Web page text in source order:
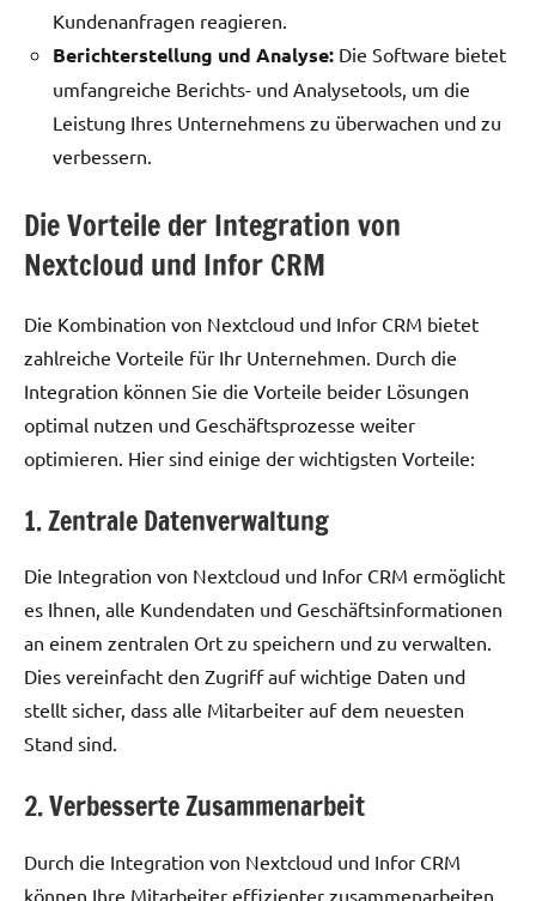
Kundenanfragen reagieren.
Berichterstellung und Analyse: Die Software bietet
umfangreiche Berichts- und Analysetools, um die
Leistung Ihres Unternehmens zu überwachen und zu
verbessern.
Die Vorteile der Integration von
Nextcloud und Infor CRM
Die Kombination von Nextcloud und Infor CRM bietet
zahlreiche Vorteile für Ihr Unternehmen. Durch die
Integration können Sie die Vorteile beider Lösungen
optimal nutzen und Geschäftsprozesse weiter
optimieren. Hier sind einige der wichtigsten Vorteile:
1. Zentrale Datenverwaltung
Die Integration von Nextcloud und Infor CRM ermöglicht
es Ihnen, alle Kundendaten und Geschäftsinformationen
an einem zentralen Ort zu speichern und zu verwalten.
Dies vereinfacht den Zugriff auf wichtige Daten und
stellt sicher, dass alle Mitarbeiter auf dem neuesten
Stand sind.
2. Verbesserte Zusammenarbeit
Durch die Integration von Nextcloud und Infor CRM
können Ihre Mitarbeiter effizienter zusammenarbeiten.